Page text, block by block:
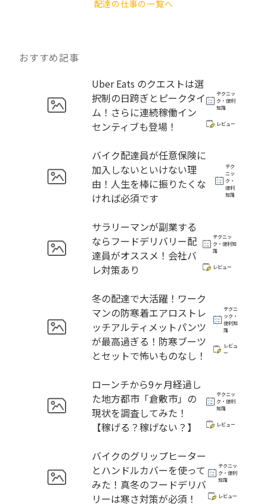
配達の仕事の一覧へ
おすすめ記事
Uber Eats のクエストは選
択制の日跨ぎとピークタイ
ム！さらに連続稼働イン
センティブも登場！
テクニッ
ク・便利
知識
レビュー
バイク配達員が任意保険に
加入しないといけない理
由！人生を棒に振りたくな
ければ必須です
テク
ニッ
ク・
便利
知識
サラリーマンが副業する
ならフードデリバリー配
達員がオススメ！会社バ
レ対策あり
テクニッ
ク・便利知
識
レビュー
冬の配達で大活躍！ワーク
マンの防寒着エアロストレ
ッチアルティメットパンツ
が最高過ぎる！防寒ブーツ
とセットで怖いものなし！
テクニ
ック・
便利知
識
レビュ
ー
ローンチから9ヶ月経過し
た地方都市「倉敷市」の
現状を調査してみた！
【稼げる？稼げない？】
テクニッ
ク・便利
知識
レビュー
バイクのグリップヒーター
とハンドルカバーを使って
みた！真冬のフードデリバ
リーは寒さ対策が必須！
テクニッ
ク・便利
知識
レビュー